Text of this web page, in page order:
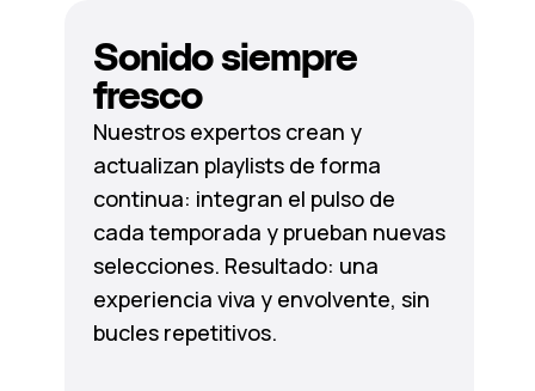
Sonido siempre
fresco
Nuestros expertos crean y
actualizan playlists de forma
continua: integran el pulso de
cada temporada y prueban nuevas
selecciones. Resultado: una
experiencia viva y envolvente, sin
bucles repetitivos.